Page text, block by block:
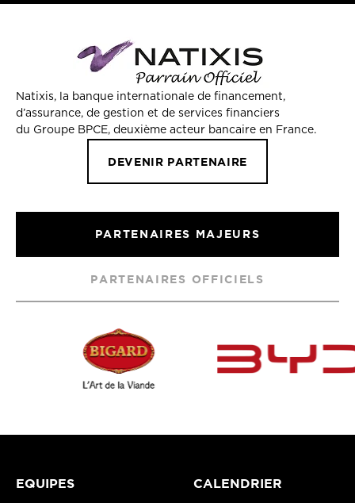
Natixis, la banque internationale de financement,
d’assurance, de gestion et de services financiers
du Groupe BPCE, deuxième acteur bancaire en France.
DEVENIR PARTENAIRE
PARTENAIRES MAJEURS
PARTENAIRES OFFICIELS
EQUIPES CALENDRIER